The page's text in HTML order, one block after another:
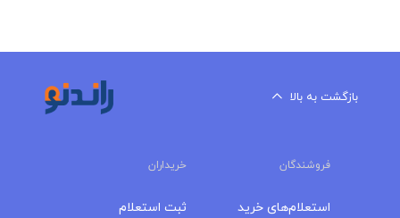
بازگشت به بالا
فروشندگان خریداران
استعلام‌های خرید ثبت استعلام